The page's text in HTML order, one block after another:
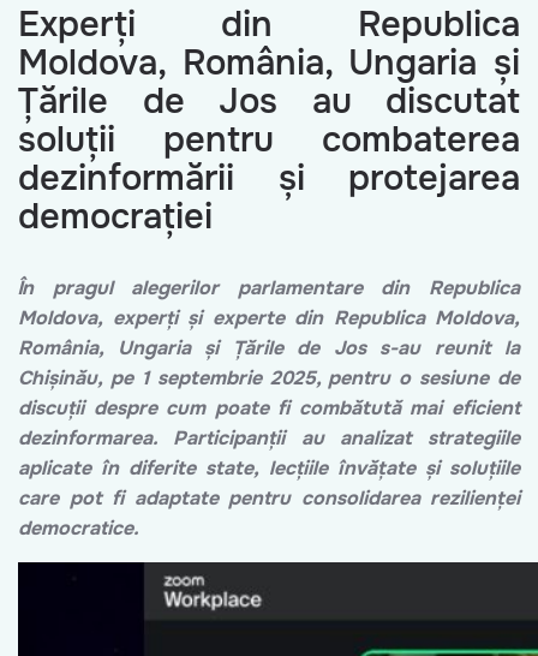
Experți din Republica
Moldova, România, Ungaria și
Țările de Jos au discutat
soluții pentru combaterea
dezinformării și protejarea
democrației
În pragul alegerilor parlamentare din Republica
Moldova, experți și experte din Republica Moldova,
România, Ungaria și Țările de Jos s-au reunit la
Chișinău, pe 1 septembrie 2025, pentru o sesiune de
discuții despre cum poate fi combătută mai eficient
dezinformarea. Participanții au analizat strategiile
aplicate în diferite state, lecțiile învățate și soluțiile
care pot fi adaptate pentru consolidarea rezilienței
democratice.